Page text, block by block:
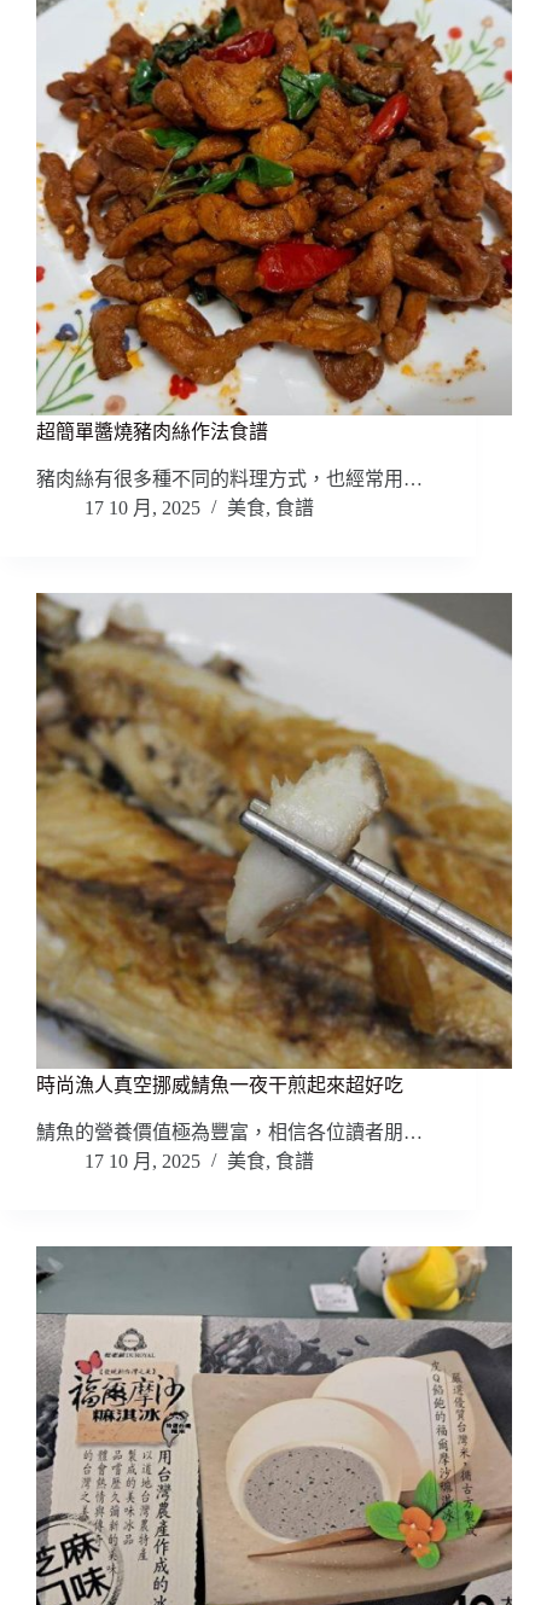
超簡單醬燒豬肉絲作法食譜
豬肉絲有很多種不同的料理方式，也經常用…
17 10 月, 2025
美食, 食譜
時尚漁人真空挪威鯖魚一夜干煎起來超好吃
鯖魚的營養價值極為豐富，相信各位讀者朋…
17 10 月, 2025
美食, 食譜